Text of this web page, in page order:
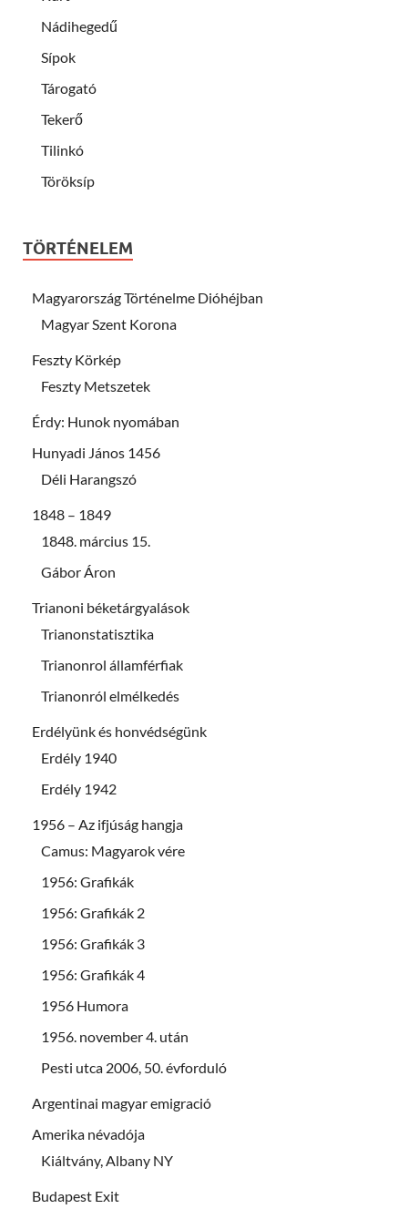
Nádihegedű
Sípok
Tárogató
Tekerő
Tilinkó
Töröksíp
TÖRTÉNELEM
Magyarország Történelme Dióhéjban
Magyar Szent Korona
Feszty Körkép
Feszty Metszetek
Érdy: Hunok nyomában
Hunyadi János 1456
Déli Harangszó
1848 – 1849
1848. március 15.
Gábor Áron
Trianoni béketárgyalások
Trianonstatisztika
Trianonrol államférfiak
Trianonról elmélkedés
Erdélyünk és honvédségünk
Erdély 1940
Erdély 1942
1956 – Az ifjúság hangja
Camus: Magyarok vére
1956: Grafikák
1956: Grafikák 2
1956: Grafikák 3
1956: Grafikák 4
1956 Humora
1956. november 4. után
Pesti utca 2006, 50. évforduló
Argentinai magyar emigració
Amerika névadója
Kiáltvány, Albany NY
Budapest Exit